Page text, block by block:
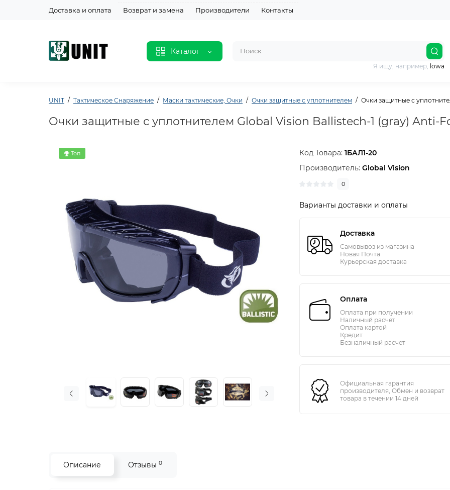
Доставка и оплата Возврат и замена Производители Контакты
Каталог
Я ищу, например, lowa
UNIT Тактическое Снаряжение Маски тактические, Очки Очки защитные с уплотнителем Очки защитные с
Очки защитные с уплотнителем Global Vision Ballistech-1 (gray) Anti-
Топ Код Товара:1БАЛ1-20
Производитель:Global Vision
0
Варианты доставки и оплаты
Доставка
Самовывоз из магазина
Новая Почта
Курьерская доставка
Оплата
Оплата при получении
Наличный расчёт
Оплата картой
Кредит
Безналичный расчет
Официальная гарантия
производителя, Обмен и возврат
товара в течении 14 дней
Описание Отзывы 0